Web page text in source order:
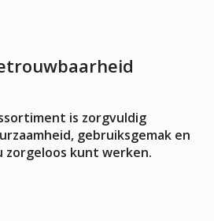
voor deze categorie?
De zichtbare productsignalen
aangevuld met een
voor uitscheppen of
geen algemene pagina voor iedere
gerichte route voor ondernemers
is zorgvuldig
gebruiksgemak en
zorgeloos kunt werken.